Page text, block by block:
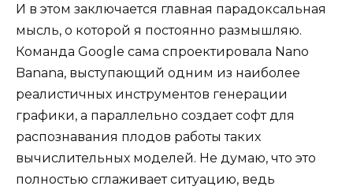
И в этом заключается главная парадоксальная
мысль, о которой я постоянно размышляю.
Команда Google сама спроектировала Nano
Banana, выступающий одним из наиболее
реалистичных инструментов генерации
графики, а параллельно создает софт для
распознавания плодов работы таких
вычислительных моделей. Не думаю, что это
полностью сглаживает ситуацию, ведь